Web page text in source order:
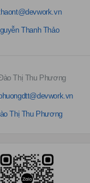
Thanh Thảo
Thị Thu Phương
Thị Thu Phương